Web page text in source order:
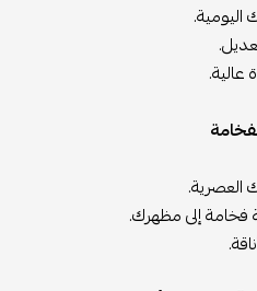
اليومية.
العصرية.
فخامة إلى مظهرك.